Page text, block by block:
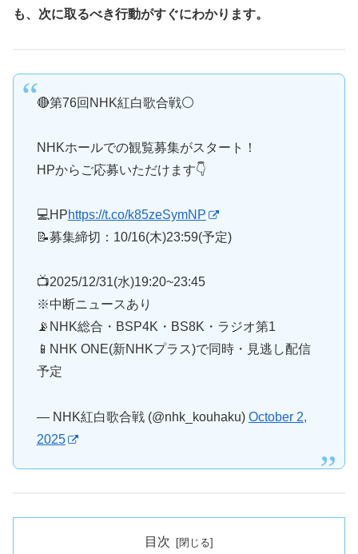
も、次に取るべき行動がすぐにわかります。
🔴第76回NHK紅白歌合戦⚪
NHKホールでの観覧募集がスタート！
HPからご応募いただけます👇
💻HPhttps://t.co/k85zeSymNP
📝募集締切：10/16(木)23:59(予定)
📺2025/12/31(水)19:20~23:45
※中断ニュースあり
📡NHK総合・BSP4K・BS8K・ラジオ第1
📱NHK ONE(新NHKプラス)で同時・見逃し配信
予定
— NHK紅白歌合戦 (@nhk_kouhaku) October 2,
2025
目次